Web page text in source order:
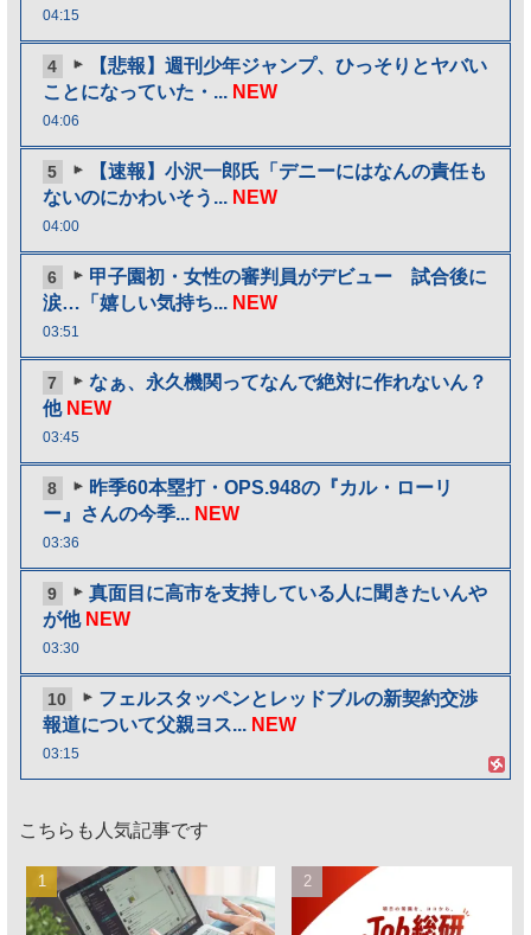
04:15
4
【悲報】週刊少年ジャンプ、ひっそりとヤバい
ことになっていた・... NEW
04:06
5
【速報】小沢一郎氏「デニーにはなんの責任も
ないのにかわいそう... NEW
04:00
6
甲子園初・女性の審判員がデビュー 試合後に
涙…「嬉しい気持ち... NEW
03:51
7
なぁ、永久機関ってなんで絶対に作れないん？
他 NEW
03:45
8
昨季60本塁打・OPS.948の『カル・ローリ
ー』さんの今季... NEW
03:36
9
真面目に高市を支持している人に聞きたいんや
が他 NEW
03:30
10
フェルスタッペンとレッドブルの新契約交渉
報道について父親ヨス... NEW
03:15
こちらも人気記事です